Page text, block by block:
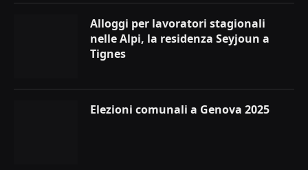
Alloggi per lavoratori stagionali
nelle Alpi, la residenza Seyjoun a
Tignes
Elezioni comunali a Genova 2025